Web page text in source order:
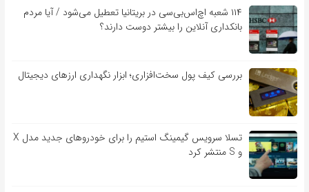
۱۱۴ شعبه اچ‌اس‌بی‌سی در بریتانیا تعطیل می‌شود / آیا مردم
بانکداری آنلاین را بیشتر دوست دارند؟
بررسی کیف‌ پول سخت‌افزاری؛ ابزار نگهداری ارزهای دیجیتال
تسلا سرویس گیمینگ استیم را برای خودروهای جدید مدل X
و S منتشر کرد